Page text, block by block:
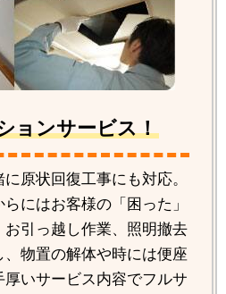
ョンサービス！
原状回復工事にも対応。
にはお客様の「困った」
引っ越し作業、照明撤去
物置の解体や時には便座
いサービス内容でフルサ